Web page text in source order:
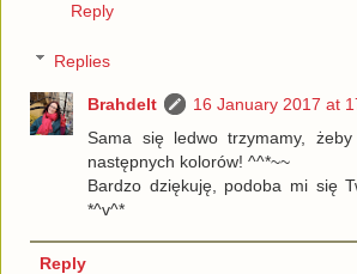
Reply
Replies
Brahdelt
16 January 2017 at
Sama się ledwo trzymamy,
następnych kolorów! ^^*~~
Bardzo dziękuję, podoba mi się
*^v^*
Reply